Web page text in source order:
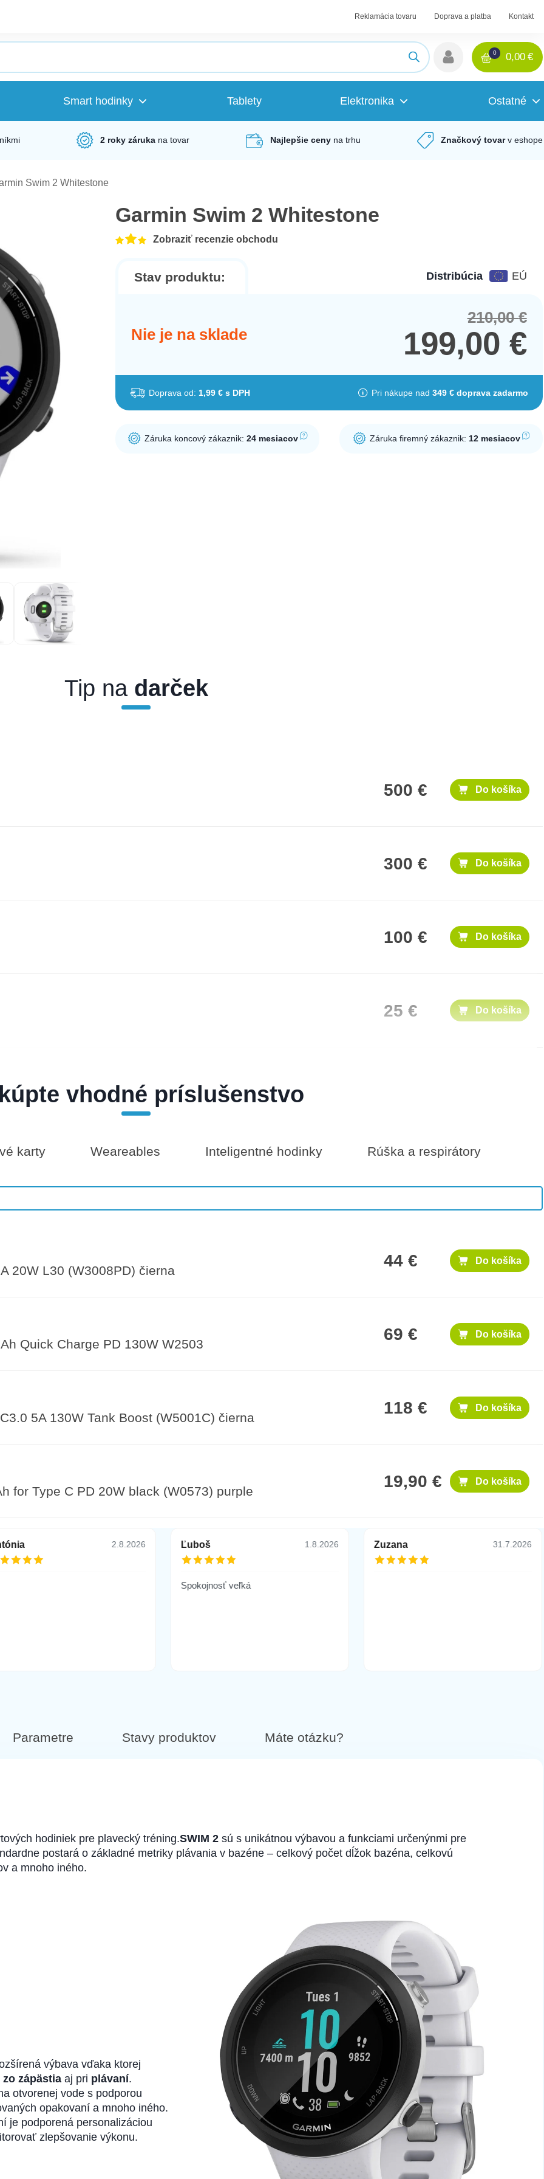
Reklamácia tovaru Doprava a platba Kontakt
0 0,00 €
Smart hodinky Tablety Elektronika Ostatné
2 roky záruka na tovar Najlepšie ceny na trhu Značkový tovar v eshope
Swim 2 Whitestone
Garmin Swim 2 Whitestone
Zobraziť recenzie obchodu
Stav produktu: Distribúcia EÚ
Nie je na sklade
210,00€
199,00 €
Doprava od: 1,99 € s DPH Pri nákupe nad 349 € doprava zadarmo
Záruka koncový zákaznik:24 mesiacov Záruka firemný zákaznik: 12 mesiacov
Tip nadarček
500 € Do košíka
300 € Do košíka
100 € Do košíka
25 € Do košíka
50 € Do košíka
vhodné príslušenstvo
karty Weareables Inteligentné hodinky Rúška a respirátory
20W L30 (W3008PD) čierna
44 € Do košíka
Quick Charge PD 130W W2503
69 € Do košíka
5A 130W Tank Boost (W5001C) čierna
118 € Do košíka
for Type C PD 20W black (W0573) purple
19,90 € Do košíka
Typ C/ Lightning, Power Bank 1000 mAh a Ladness.
34,90 €
2.8.2026 Ľuboš 1.8.2026
Spokojnosť veľká
Zuzana 31.7.2026
Parametre Stavy produktov Máte otázku?
hodiniek pre plavecký tréning.SWIM 2 sú s unikátnou výbavou a funkciami určenýnmi pre
postará o základné metriky plávania v bazéne – celkový počet dĺžok bazéna, celkovú
a mnoho iného.
výbava vďaka ktorej
zápästia aj pri plávaní.
otvorenej vode s podporou
opakovaní a mnoho iného.
je podporená personalizáciou
zlepšovanie výkonu.